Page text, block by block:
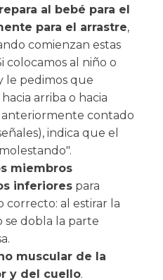
al bebé para el
para el arrastre,
comienzan estas
colocamos al niño o
le pedimos que
arriba o hacia
contado
indica que el
miembros
inferiores para
al estirar la
se dobla la parte
muscular de la
y del cuello.